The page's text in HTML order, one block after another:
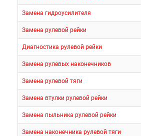
Замена гидроусилителя
Замена рулевой рейки
Диагностика рулевой рейки
Замена рулевых наконечников
Замена рулевой тяги
Замена втулки рулевой рейки
Замена пыльника рулевой рейки
Замена наконечника рулевой тяги